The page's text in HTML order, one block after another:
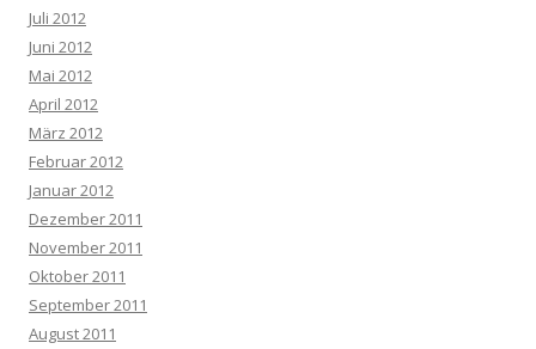
Juli 2012
Juni 2012
Mai 2012
April 2012
März 2012
Februar 2012
Januar 2012
Dezember 2011
November 2011
Oktober 2011
September 2011
August 2011